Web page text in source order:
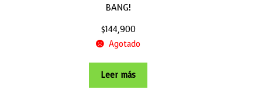
BANG!
$144,900
Agotado
Leer más